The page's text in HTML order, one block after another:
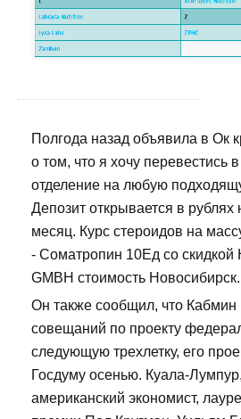
Полгода назад объявила в Ок
о том, что я хочу перевестись
отделение на любую
Депозит открывается в рублях
месяц. Курс стероидов на
- Cоматропин 10Ед со скидкой
GMBH стоимость Новосибирск.
Он также сообщил, что Кабмин
совещаний по проекту
следующую трехлетку, его
Госдуму осенью. Куала-
американский экономист,